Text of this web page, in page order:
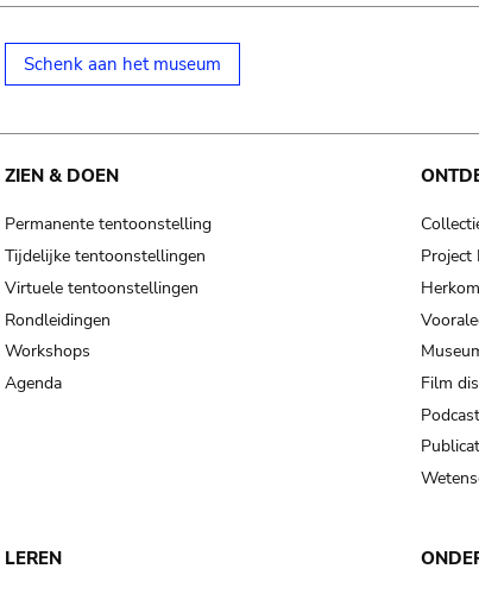
Schenk aan het museum
ZIEN & DOEN
Permanente tentoonstelling
Tijdelijke tentoonstellingen
Virtuele tentoonstellingen
Rondleidingen
Workshops
Agenda
Project
Film
LEREN